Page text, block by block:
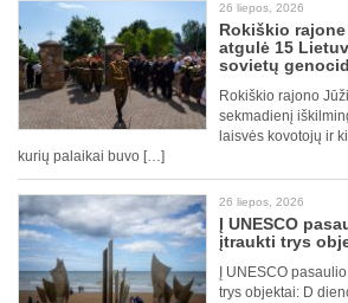
26 liepos, 2026
Rokiškio
atgulė 15
sovietų
Rokiškio rajono
sekmadienį
laisvės kovotojų ir
kurių palaikai buvo […]
26 liepos, 2026
Į UNESCO
įtraukti trys
Į UNESCO
trys objektai: D